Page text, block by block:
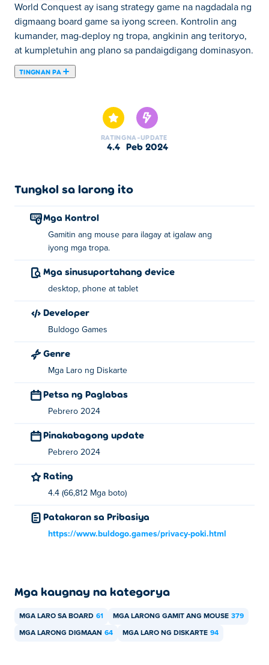
World Conquest ay isang strategy game na nagdadala ng
digmaang board game sa iyong screen. Kontrolin ang
kumander, mag-deploy ng tropa, angkinin ang teritoryo,
at kumpletuhin ang plano sa pandaigdigang dominasyon.
TINGNAN PA
RATING
4.4
NA-UPDATE
Peb 2024
Tungkol sa larong ito
Mga Kontrol
Gamitin ang mouse para ilagay at igalaw ang
iyong mga tropa.
Mga sinusuportahang device
desktop, phone at tablet
Developer
Buldogo Games
Genre
Mga Laro ng Diskarte
Petsa ng Paglabas
Pebrero 2024
Pinakabagong update
Pebrero 2024
Rating
4.4 (66,812 Mga boto)
Patakaran sa Pribasiya
https://www.buldogo.games/privacy-poki.html
Mga kaugnay na kategorya
MGA LARO SA BOARD 61 MGA LARONG GAMIT ANG MOUSE 379
MGA LARONG DIGMAAN 64 MGA LARO NG DISKARTE 94